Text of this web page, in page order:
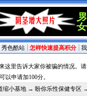
秀色酷站 怎样快速提高积分
这里告诉大家你被骗的情况。
以申请加100分。
缩小基地→ 盼你乐性保健专区